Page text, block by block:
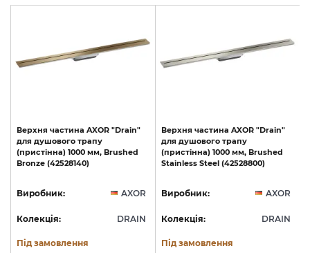
Верхня частина AXOR "Drain"
для душового трапу
(пристінна) 1000 мм, Brushed
Bronze (42528140)
Виробник: AXOR
Колекція: DRAIN
Під замовлення
Верхня частина AXOR "Drain"
для душового трапу
(пристінна) 1000 мм, Brushed
Stainless Steel (42528800)
Виробник: AXOR
Колекція: DRAIN
Під замовлення